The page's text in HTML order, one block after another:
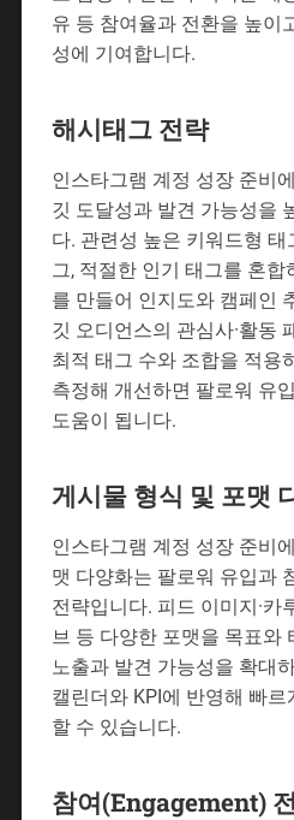
유 등 참여율과 전환을 높이
성에 기여합니다.
해시태그 전략
인스타그램 계정 성장 준비
깃 도달성과 발견 가능성을
다. 관련성 높은 키워드형 태
그, 적절한 인기 태그를 혼
를 만들어 인지도와 캠페인
깃 오디언스의 관심사·활동
최적 태그 수와 조합을 적용
측정해 개선하면 팔로워 유
도움이 됩니다.
게시물 형식 및 포맷
인스타그램 계정 성장 준비
맷 다양화는 팔로워 유입과
전략입니다. 피드 이미지·카
브 등 다양한 포맷을 목표와
노출과 발견 가능성을 확대
캘린더와 KPI에 반영해 빠
할 수 있습니다.
참여(Engagement)